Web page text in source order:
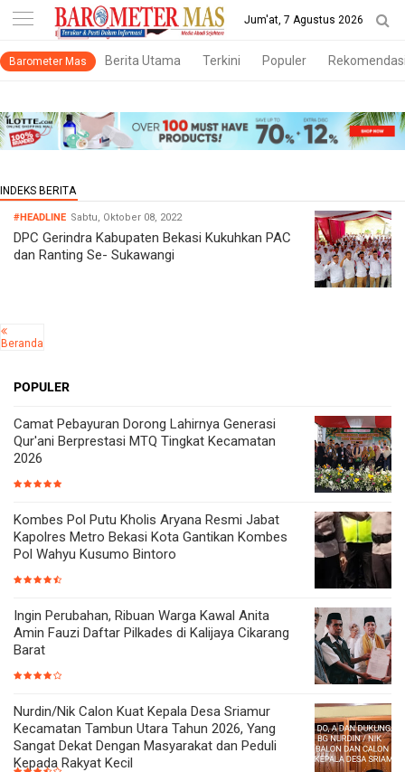
-->
Jum'at, 7 Agustus 2026
Barometer Mas Berita Utama Terkini Populer
#HEADLINE Sabtu, Oktober 08, 2022
DPC Gerindra Kabupaten Bekasi Kukuhkan PAC
dan Ranting Se- Sukawangi
Beranda
POPULER
Camat Pebayuran Dorong Lahirnya Generasi
Qur'ani Berprestasi MTQ Tingkat Kecamatan
2026
Kombes Pol Putu Kholis Aryana Resmi Jabat
Kapolres Metro Bekasi Kota Gantikan Kombes
Pol Wahyu Kusumo Bintoro
Ingin Perubahan, Ribuan Warga Kawal Anita
Amin Fauzi Daftar Pilkades di Kalijaya Cikarang
Barat
Nurdin/Nik Calon Kuat Kepala Desa Sriamur
Kecamatan Tambun Utara Tahun 2026, Yang
Sangat Dekat Dengan Masyarakat dan Peduli
Kepada Rakyat Kecil